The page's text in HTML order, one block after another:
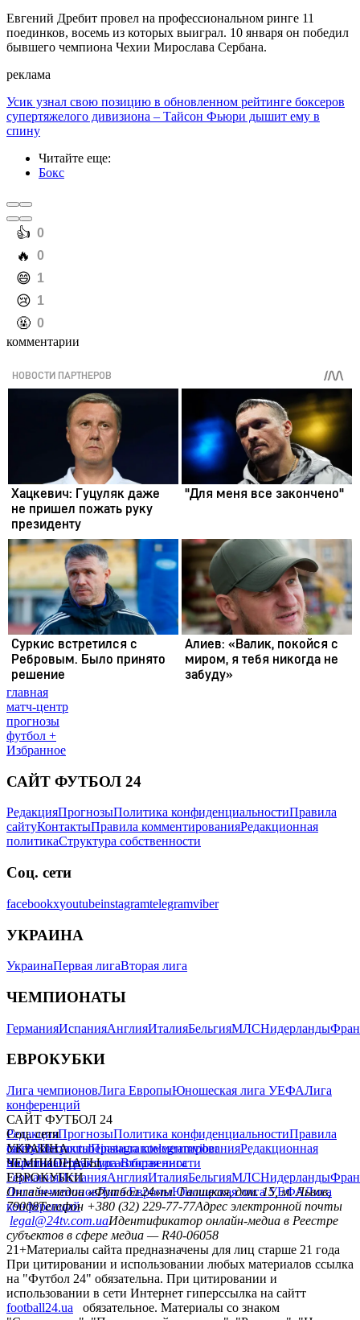
Евгений Дребит провел на профессиональном ринге 11
поединков, восемь из которых выиграл. 10 января он победил
бывшего чемпиона Чехии Мирослава Сербана.
реклама
Усик узнал свою позицию в обновленном рейтинге боксеров
супертяжелого дивизиона – Тайсон Фьюри дышит ему в
спину
Читайте еще:
Бокс
️👍 0
️🔥 0
️😄 1
️😢 1
️🤬 0
комментарии
главная
матч-центр
прогнозы
футбол +
Избранное
САЙТ ФУТБОЛ 24
РедакцияПрогнозыПолитика конфиденциальностиПравила
сайтуКонтактыПравила комментированияРедакционная
политикаСтруктура собственности
Соц. сети
facebookxyoutubeinstagramtelegramviber
УКРАИНА
УкраинаПервая лигаВторая лига
ЧЕМПИОНАТЫ
ГерманияИспанияАнглияИталияБельгияМЛСНидерланды
ЕВРОКУБКИ
Лига чемпионовЛига ЕвропыЮношеская лига УЕФАЛига
конференций
САЙТ ФУТБОЛ 24
РедакцияПрогнозыПолитика конфиденциальностиПравила
сайтуКонтактыПравила комментированияРедакционная
политикаСтруктура собственности
Соц. сети
facebookxyoutubeinstagramtelegramviber
УКРАИНА
УкраинаПервая лигаВторая лига
ЧЕМПИОНАТЫ
ГерманияИспанияАнглияИталияБельгияМЛСНидерланды
ЕВРОКУБКИ
Лига чемпионовЛига ЕвропыЮношеская лига УЕФАЛига
конференций
Онлайн-медиа «Футбол 24»пл. Галицкая, дом. 15, м. Львов,
79008Телефон +380 (32) 229-77-77Адрес электронной почты
legal@24tv.com.uaИдентификатор онлайн-медиа в Реестре
субъектов в сфере медиа — R40-06058
21+Материалы сайта предназначены для лиц старше 21 года
При цитировании и использовании любых материалов ссылка
на "Футбол 24" обязательна. При цитировании и
использовании в сети Интернет гиперссылка на сайтт
football24.ua
обязательное. Материалы со знаком